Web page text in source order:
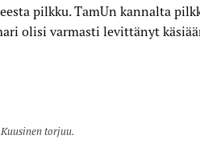
pilkku. TamUn kannalta
olisi varmasti levittänyt
torjuu.